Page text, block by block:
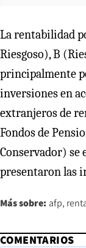
La rentabilidad
Riesgoso), B
principalmente
inversiones en
extranjeros de
Fondos de
Conservador) se
presentaron las
Más sobre: afp
COMENTARIOS